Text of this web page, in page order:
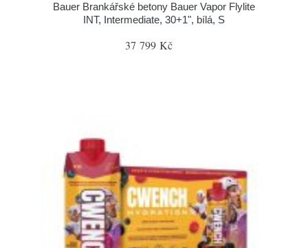
Bauer Brankářské betony Bauer Vapor Flylite
INT, Intermediate, 30+1", bílá, S
37 799 Kč